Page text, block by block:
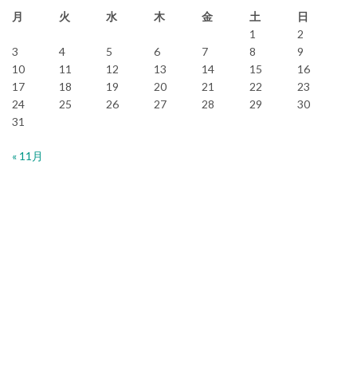
月
火 水 木 金 土
日
1
2
3
4 5 6 7 8
9
10
11 12 13 14 15
16
17
18 19 20 21 22
23
24
25 26 27 28 29
30
31
« 11月